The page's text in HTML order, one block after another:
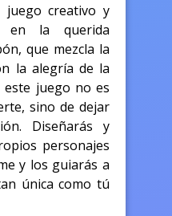
creativo y
en la querida
que mezcla la
la alegría de la
este juego no es
sino de dejar
Diseñarás y
personajes
y los guiarás a
única como tú